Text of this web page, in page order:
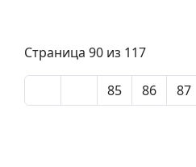
Страница 90 из 117
85 86 87